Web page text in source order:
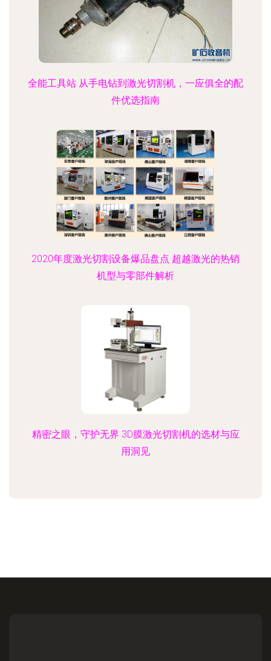
全能工具站 从手电钻到激光切割机，一应俱全的配
件优选指南
2020年度激光切割设备爆品盘点 超越激光的热销
机型与零部件解析
精密之眼，守护无界 3D膜激光切割机的选材与应
用洞见